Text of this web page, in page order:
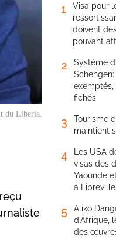
du Liberia.
1
Visa pour
doivent
pouvant
2
Système
fichés
3
Tourisme
maintient
4
Les USA
visas des
Yaoundé
à Libreville
5
Aliko
d’Afrique,
des